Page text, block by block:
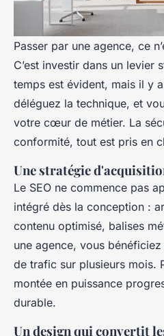
Passer par une agence, ce
C’est investir dans un levier
temps est évident, mais il y
déléguez la technique, et
votre cœur de métier. La
conformité, tout est pris en
Une stratégie
Le SEO ne commence pas
intégré dès la conception :
contenu optimisé, balises
une agence, vous bénéficiez
de trafic sur plusieurs mois.
montée en puissance
durable.
Un design qui convertit